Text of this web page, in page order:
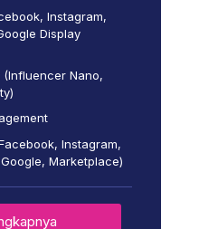
Instagram,
Display
(Influencer Nano,
Instagram,
Marketplace)